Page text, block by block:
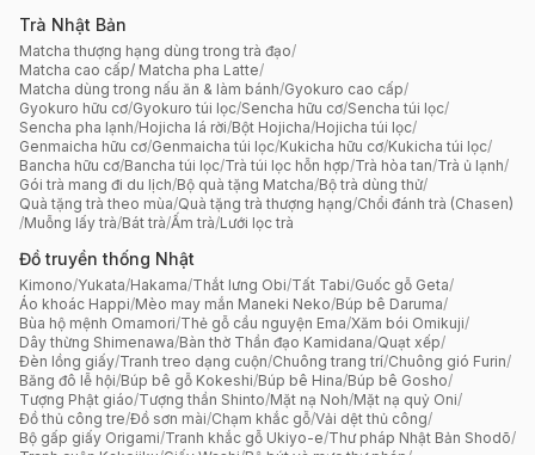
Trà Nhật Bản
Matcha thượng hạng dùng trong trà đạo/
Matcha cao cấp/ Matcha pha Latte/
Matcha dùng trong nấu ăn & làm bánh/Gyokuro cao cấp/
Gyokuro hữu cơ/Gyokuro túi lọc/Sencha hữu cơ/Sencha túi lọc/
Sencha pha lạnh/Hojicha lá rời/Bột Hojicha/Hojicha túi lọc/
Genmaicha hữu cơ/Genmaicha túi lọc/Kukicha hữu cơ/Kukicha túi lọc/
Bancha hữu cơ/Bancha túi lọc/Trà túi lọc hỗn hợp/Trà hòa tan/Trà ủ lạnh/
Gói trà mang đi du lịch/Bộ quà tặng Matcha/Bộ trà dùng thử/
Quà tặng trà theo mùa/Quà tặng trà thượng hạng/Chổi đánh trà (Chasen)
/Muỗng lấy trà/Bát trà/Ấm trà/Lưới lọc trà
Đồ truyền thống Nhật
Kimono/Yukata/Hakama/Thắt lưng Obi/Tất Tabi/Guốc gỗ Geta/
Áo khoác Happi/Mèo may mắn Maneki Neko/Búp bê Daruma/
Bùa hộ mệnh Omamori/Thẻ gỗ cầu nguyện Ema/Xăm bói Omikuji/
Dây thừng Shimenawa/Bàn thờ Thần đạo Kamidana/Quạt xếp/
Đèn lồng giấy/Tranh treo dạng cuộn/Chuông trang trí/Chuông gió Furin/
Băng đô lễ hội/Búp bê gỗ Kokeshi/Búp bê Hina/Búp bê Gosho/
Tượng Phật giáo/Tượng thần Shinto/Mặt nạ Noh/Mặt nạ quỷ Oni/
Đồ thủ công tre/Đồ sơn mài/Chạm khắc gỗ/Vải dệt thủ công/
Bộ gấp giấy Origami/Tranh khắc gỗ Ukiyo-e/Thư pháp Nhật Bản Shodō/